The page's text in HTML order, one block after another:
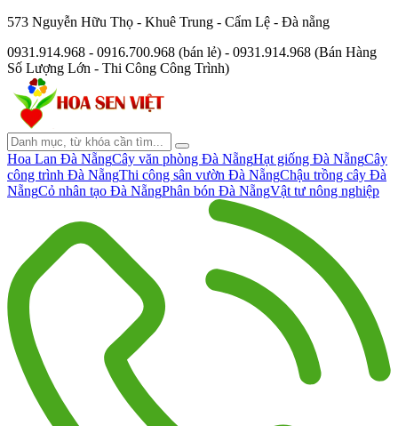
573 Nguyễn Hữu Thọ - Khuê Trung - Cẩm Lệ - Đà nẵng
0931.914.968 - 0916.700.968 (bán lẻ) - 0931.914.968 (Bán Hàng
Số Lượng Lớn - Thi Công Công Trình)
Hoa Lan Đà NẵngCây văn phòng Đà NẵngHạt giống Đà NẵngCây
công trình Đà NẵngThi công sân vườn Đà NẵngChậu trồng cây Đà
NẵngCỏ nhân tạo Đà NẵngPhân bón Đà NẵngVật tư nông nghiệp